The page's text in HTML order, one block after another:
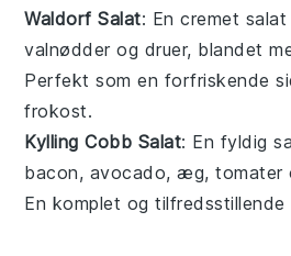
Waldorf Salat: En cremet salat
valnødder og druer, blandet
Perfekt som en forfriskende
frokost.
Kylling Cobb Salat: En fyldig
bacon, avocado,æg,tomater
En komplet og tilfredsstillende